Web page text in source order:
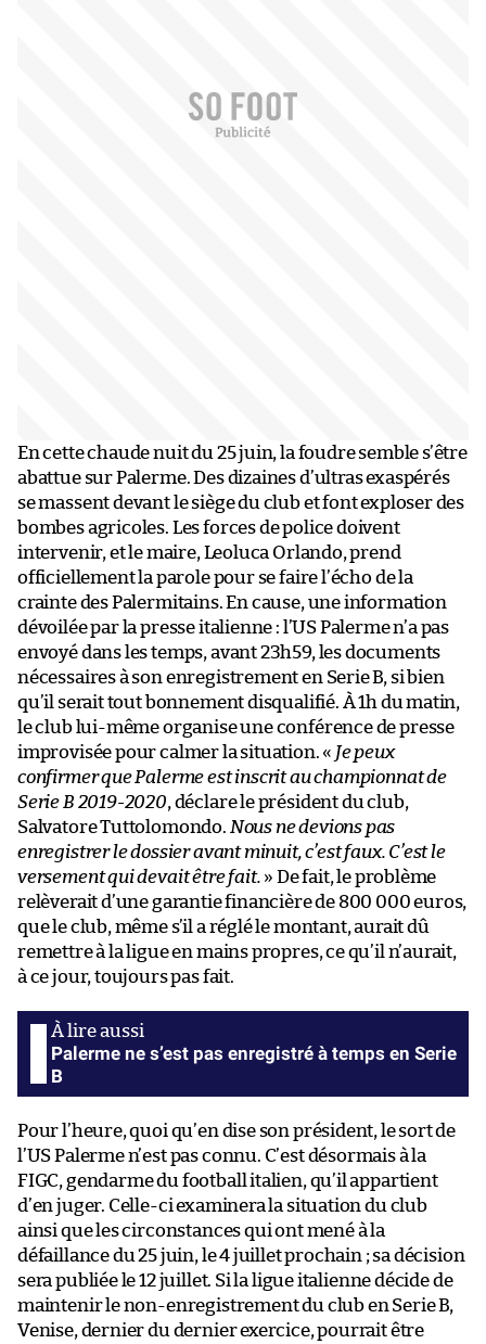
En cette chaude nuit du 25 juin, la foudre semble s’être
abattue sur Palerme. Des dizaines d’ultras exaspérés
se massent devant le siège du club et font exploser des
bombes agricoles. Les forces de police doivent
intervenir, et le maire, Leoluca Orlando, prend
officiellement la parole pour se faire l’écho de la
crainte des Palermitains. En cause, une information
dévoilée par la presse italienne : l’US Palerme n’a pas
envoyé dans les temps, avant 23h59, les documents
nécessaires à son enregistrement en Serie B, si bien
qu’il serait tout bonnement disqualifié. À 1h du matin,
le club lui-même organise une conférence de presse
improvisée pour calmer la situation. « Je peux
confirmer que Palerme est inscrit au championnat de
Serie B 2019-2020, déclare le président du club,
Salvatore Tuttolomondo. Nous ne devions pas
enregistrer le dossier avant minuit, c’est faux. C’est le
versement qui devait être fait. » De fait, le problème
relèverait d’une garantie financière de 800 000 euros,
que le club, même s’il a réglé le montant, aurait dû
remettre à la ligue en mains propres, ce qu’il n’aurait,
à ce jour, toujours pas fait.
Palerme ne s’est pas enregistré à temps en Serie
B
Pour l’heure, quoi qu’en dise son président, le sort de
l’US Palerme n’est pas connu. C’est désormais à la
FIGC, gendarme du football italien, qu’il appartient
d’en juger. Celle-ci examinera la situation du club
ainsi que les circonstances qui ont mené à la
défaillance du 25 juin, le 4 juillet prochain ; sa décision
sera publiée le 12 juillet. Si la ligue italienne décide de
maintenir le non-enregistrement du club en Serie B,
Venise, dernier du dernier exercice, pourrait être